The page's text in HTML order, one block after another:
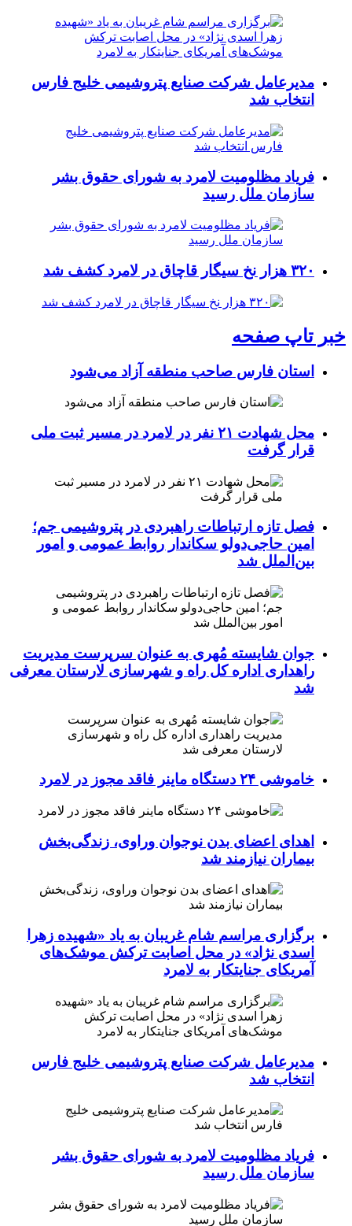
مدیرعامل شرکت صنایع پتروشیمی خلیج فارس
انتخاب شد
فریاد مظلومیت لامرد به شورای حقوق بشر
سازمان ملل رسید
۳۲۰ هزار نخ سیگار قاچاق در لامرد کشف شد
خبر تاپ صفحه
استان فارس صاحب منطقه آزاد می‌شود
محل شهادت ۲۱ نفر در لامرد در مسیر ثبت ملی
قرار گرفت
فصل تازه ارتباطات راهبردی در پتروشیمی جم؛
امین حاجی‌دولو سکاندار روابط عمومی و امور
بین‌الملل شد
جوان شایسته مُهری به عنوان سرپرست مدیریت
راهداری اداره کل راه و شهرسازی لارستان معرفی
شد
خاموشی ۲۴ دستگاه ماینر فاقد مجوز در لامرد
اهدای اعضای بدن نوجوان وراوی، زندگی‌بخش
بیماران نیازمند شد
برگزاری مراسم شام غریبان به یاد «شهیده زهرا
اسدی نژاد» در محل اصابت ترکش موشک‌های
آمریکای جنایتکار به لامرد
مدیرعامل شرکت صنایع پتروشیمی خلیج فارس
انتخاب شد
فریاد مظلومیت لامرد به شورای حقوق بشر
سازمان ملل رسید